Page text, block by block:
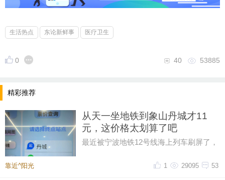
生活热点 东论新鲜事 医疗卫生
0 53885
40
精彩推荐
从天一坐地铁到象山丹城才11
元，这价格太划算了吧
最近被宁波地铁12号线海上列车刷屏了，
从天一广场坐到象山丹城是11晕
靠近^阳光 53
29095
1